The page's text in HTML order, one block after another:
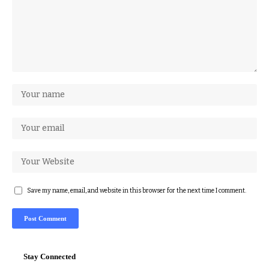
Save my name, email, and website in this browser for the next time I comment.
Stay Connected